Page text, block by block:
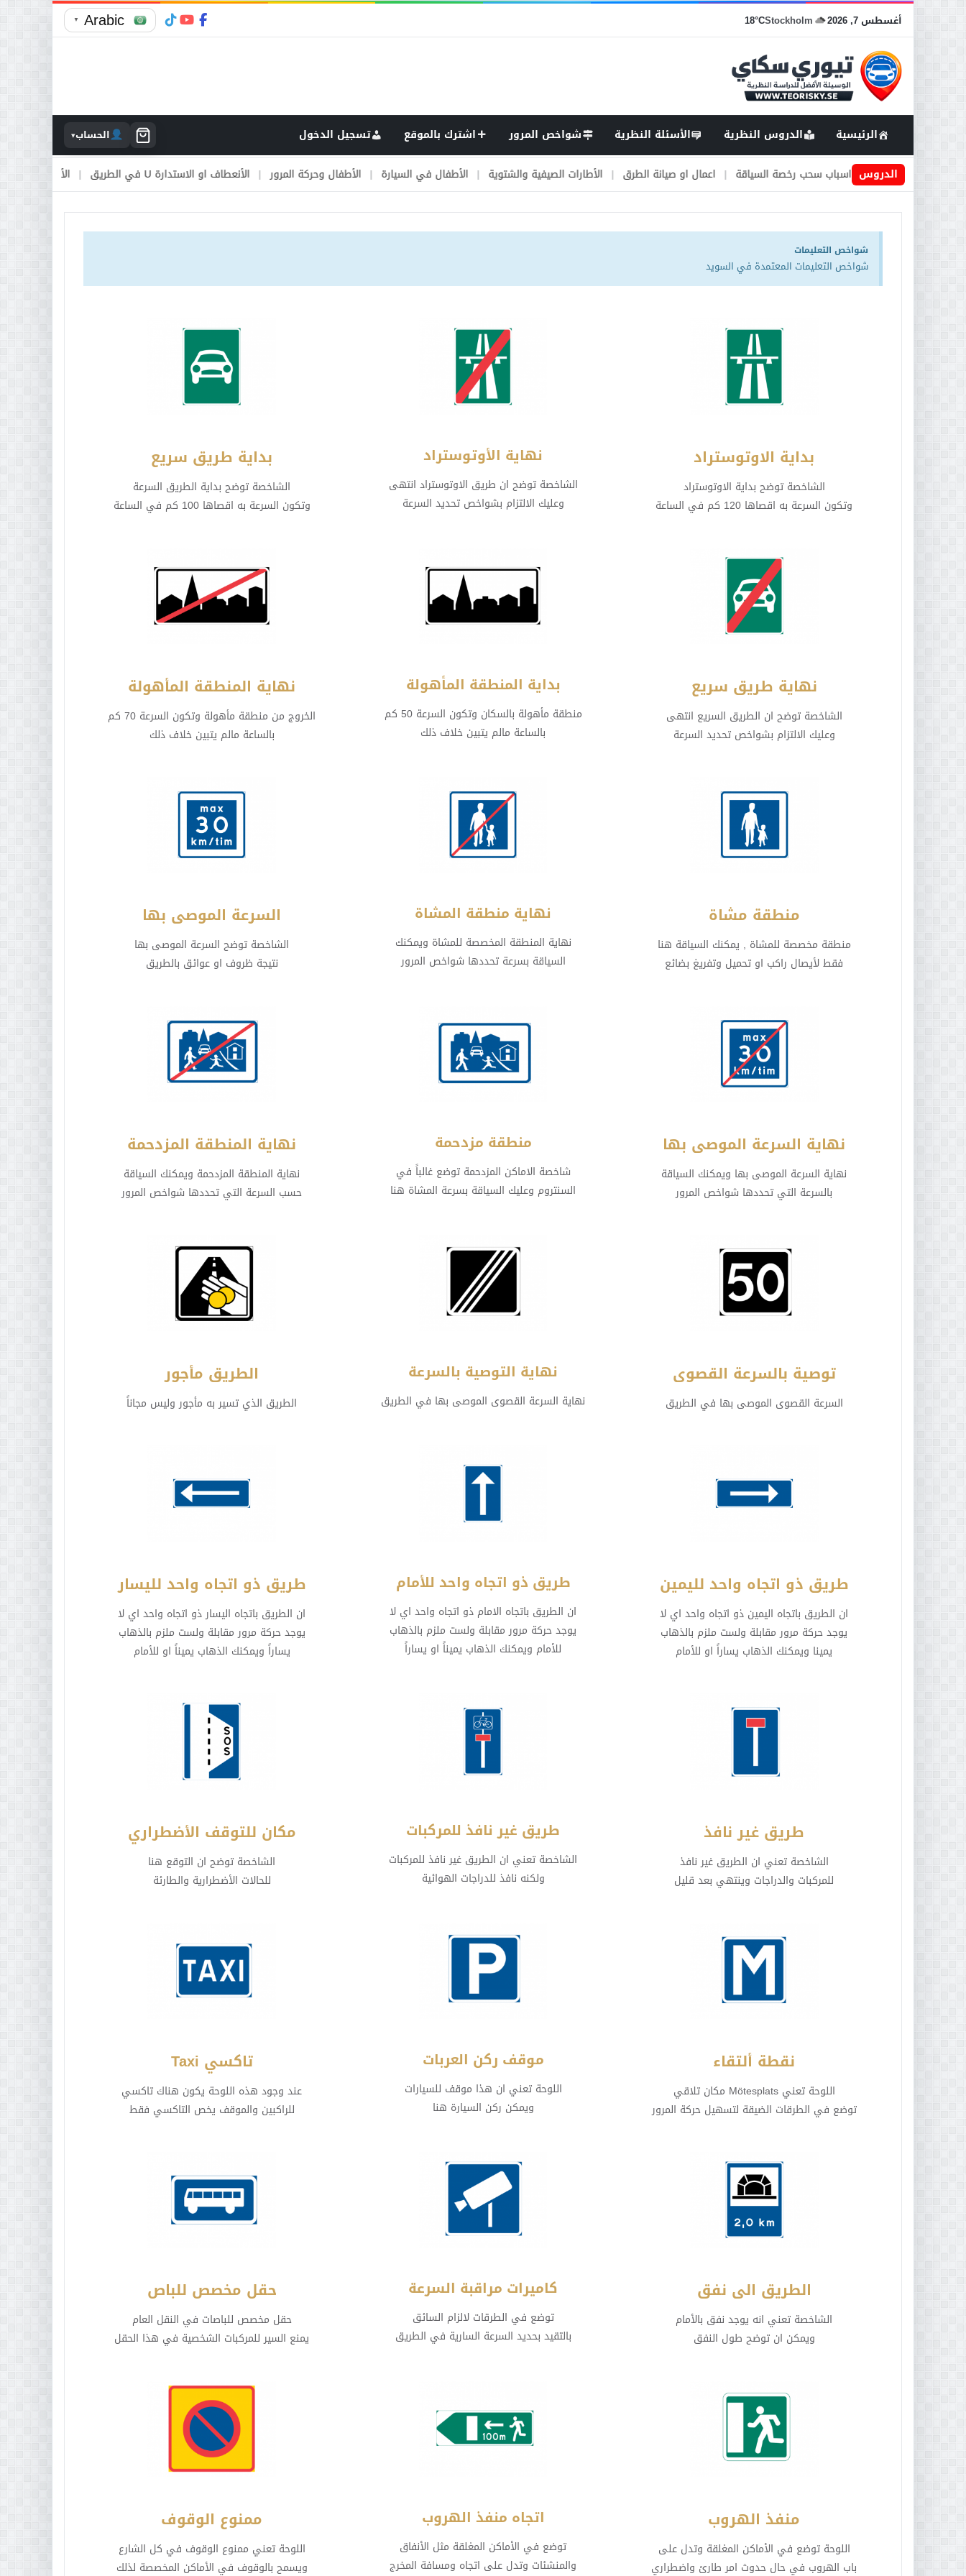
أغسطس 7, 2026 Stockholm
18°C
Arabic
▼
الرئيسية الدروس النظرية الأسئلة النظرية شواخص المرور اشترك بالموقع تسجيل الدخول الحساب▾
الدروس
اسباب سحب رخصة السياقة | اعمال او صيانة الطرق | الأطارات الصيفية والشتوية | الأطفال في السيارة | الأطفال وحركة المرور | الأنعطاف او الاستدارة U في الطريق | الأوتوستراد والطرق السريعة
شواخص التعليمات
شواخص التعليمات المعتمدة في السويد
بداية الاوتوستراد
الشاخصة توضح بداية الاوتوستراد
وتكون السرعة به اقصاها 120 كم في الساعة
نهاية الأوتوستراد
الشاخصة توضح ان طريق الاوتوستراد انتهى
وعليك الالتزام بشواخص تحديد السرعة
بداية طريق سريع
الشاخصة توضح بداية الطريق السرعة
وتكون السرعة به اقصاها 100 كم في الساعة
نهاية طريق سريع
الشاخصة توضح ان الطريق السريع انتهى
وعليك الالتزام بشواخص تحديد السرعة
بداية المنطقة المأهولة
منطقة مأهولة بالسكان وتكون السرعة 50 كم
بالساعة مالم يتبين خلاف ذلك
نهاية المنطقة المأهولة
الخروج من منطقة مأهولة وتكون السرعة 70 كم
بالساعة مالم يتبين خلاف ذلك
منطقة مشاة
منطقة مخصصة للمشاة , يمكنك السياقة هنا
فقط لأيصال راكب او تحميل وتفريغ بضائع
نهاية منطقة المشاة
نهاية المنطقة المخصصة للمشاة ويمكنك
السياقة بسرعة تحددها شواخص المرور
السرعة الموصى بها
الشاخصة توضح السرعة الموصى بها
نتيجة ظروف او عوائق بالطريق
نهاية السرعة الموصى بها
نهاية السرعة الموصى بها ويمكنك السياقة
بالسرعة التي تحددها شواخص المرور
منطقة مزدحمة
شاخصة الاماكن المزدحمة توضع غالباً في
السنتروم وعليك السياقة بسرعة المشاة هنا
نهاية المنطقة المزدحمة
نهاية المنطقة المزدحمة ويمكنك السياقة
حسب السرعة التي تحددها شواخص المرور
توصية بالسرعة القصوى
السرعة القصوى الموصى بها في الطريق
نهاية التوصية بالسرعة
نهاية السرعة القصوى الموصى بها في الطريق
الطريق مأجور
الطريق الذي تسير به مأجور وليس مجاناً
طريق ذو اتجاه واحد لليمين
ان الطريق باتجاه اليمين ذو اتجاه واحد اي لا
يوجد حركة مرور مقابلة ولست ملزم بالذهاب
يمينا ويمكنك الذهاب يساراً او للأمام
طريق ذو اتجاه واحد للأمام
ان الطريق باتجاه الامام ذو اتجاه واحد اي لا
يوجد حركة مرور مقابلة ولست ملزم بالذهاب
للأمام ويمكنك الذهاب يميناً او يساراً
طريق ذو اتجاه واحد لليسار
ان الطريق باتجاه اليسار ذو اتجاه واحد اي لا
يوجد حركة مرور مقابلة ولست ملزم بالذهاب
يساراً ويمكنك الذهاب يميناً او للأمام
طريق غير نافذ
الشاخصة تعني ان الطريق غير نافذ
للمركبات والدراجات وينتهي بعد قليل
طريق غير نافذ للمركبات
الشاخصة تعني ان الطريق غير نافذ للمركبات
ولكنه نافذ للدراجات الهوائية
مكان للتوقف الأضطراري
الشاخصة توضح ان التوقع هنا
للحالات الأضطرارية والطارئة
نقطة ألتقاء
اللوحة تعني Mötesplats مكان تلاقي
توضع في الطرقات الضيقة لتسهيل حركة المرور
موقف ركن العربات
اللوحة تعني ان هذا موقف للسيارات
ويمكن ركن السيارة هنا
تاكسي Taxi
عند وجود هذه اللوحة يكون هناك تاكسي
للراكبين والموقف يخص التاكسي فقط
الطريق الى نفق
الشاخصة تعني انه يوجد نفق بالأمام
ويمكن ان توضح طول النفق
كاميرات مراقبة السرعة
توضع في الطرقات لالزام السائق
بالتقيد بحديد السرعة السارية في الطريق
حقل مخصص للباص
حقل مخصص للباصات في النقل العام
يمنع السير للمركبات الشخصية في هذا الحقل
منفذ الهروب
اللوحة توضع في الأماكن المغلقة وتدل على
باب الهروب في حال حدوث امر طارئ واضطراري
اتجاه منفذ الهروب
توضع في الأماكن المغلقة مثل الأنفاق
والمنشئات وتدل على اتجاه ومسافة المخرج
ممنوع الوقوف
اللوحة تعني ممنوع الوقوف في كل الشارع
ويسمح بالوقوف في الأماكن المخصصة لذلك